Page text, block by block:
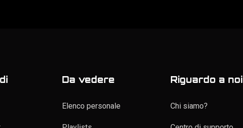
Da vedere
Elenco personale
Riguardo a noi
Chi siamo?